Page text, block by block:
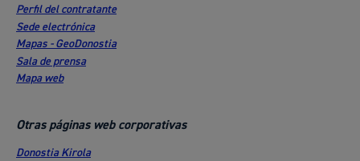
Perfil del contratante
Sede electrónica
Mapas - GeoDonostia
Sala de prensa
Mapa web
Otras páginas web corporativas
Donostia Kirola